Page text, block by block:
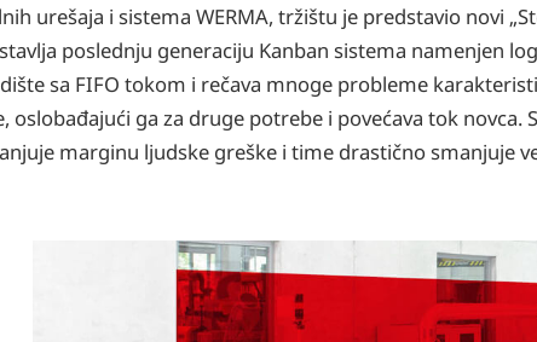
urešaja i sistema WERMA, tržištu je predstavio novi
poslednju generaciju Kanban sistema namenjen
sa FIFO tokom i rečava mnoge probleme
oslobađajući ga za druge potrebe i povećava tok novca.
marginu ljudske greške i time drastično smanjuje